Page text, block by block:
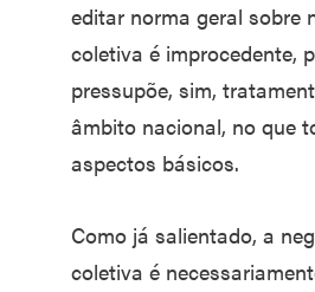
editar norma geral sobre
coletiva é improcedente,
pressupõe, sim,
âmbito nacional, no que
aspectos básicos.
Como já salientado, a
coletiva é